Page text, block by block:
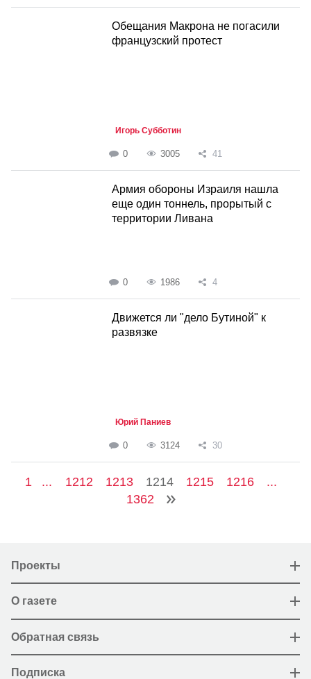
Обещания Макрона не погасили
французский протест
Игорь Субботин
0 3005 41
Армия обороны Израиля нашла
еще один тоннель, прорытый с
территории Ливана
0 1986 4
Движется ли "дело Бутиной" к
развязке
Юрий Паниев
0 3124 30
1 ... 1212 1213 1214 1215 1216
...
1362
Проекты
О газете
Обратная связь
Подписка